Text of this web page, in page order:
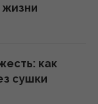
все: звезда
жизни
как
сушки